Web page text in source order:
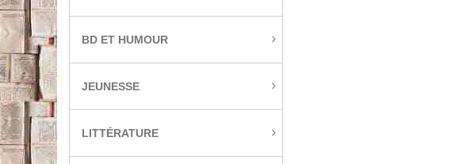
BD ET HUMOUR
JEUNESSE
LITTÉRATURE